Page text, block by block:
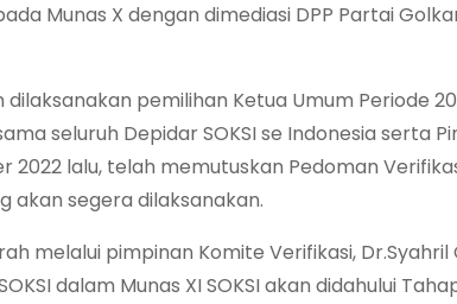
Munas X dengan dimediasi DPP Partai
pemilihan Ketua Umum Periode
seluruh Depidar SOKSI se Indonesia serta
2022 lalu, telah memutuskan Pedoman
akan segera dilaksanakan.
melalui pimpinan Komite Verifikasi,
dalam Munas XI SOKSI akan didahului